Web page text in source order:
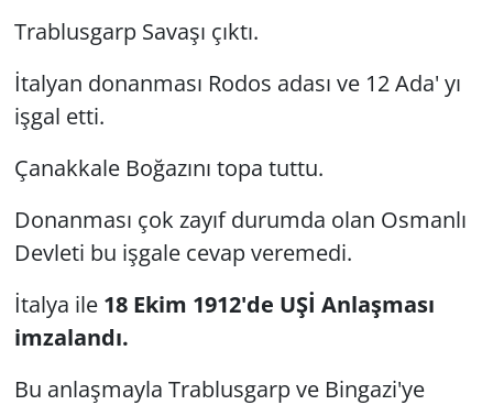
Trablusgarp Savaşı çıktı.
İtalyan donanması Rodos adası ve 12 Ada' yı
işgal etti.
Çanakkale Boğazını topa tuttu.
Donanması çok zayıf durumda olan Osmanlı
Devleti bu işgale cevap veremedi.
İtalya ile 18 Ekim 1912'de UŞİ Anlaşması
imzalandı.
Bu anlaşmayla Trablusgarp ve Bingazi'ye